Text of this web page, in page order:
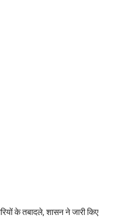
के तबादले, शासन ने जारी किए